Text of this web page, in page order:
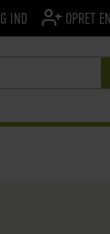
IND OPRET